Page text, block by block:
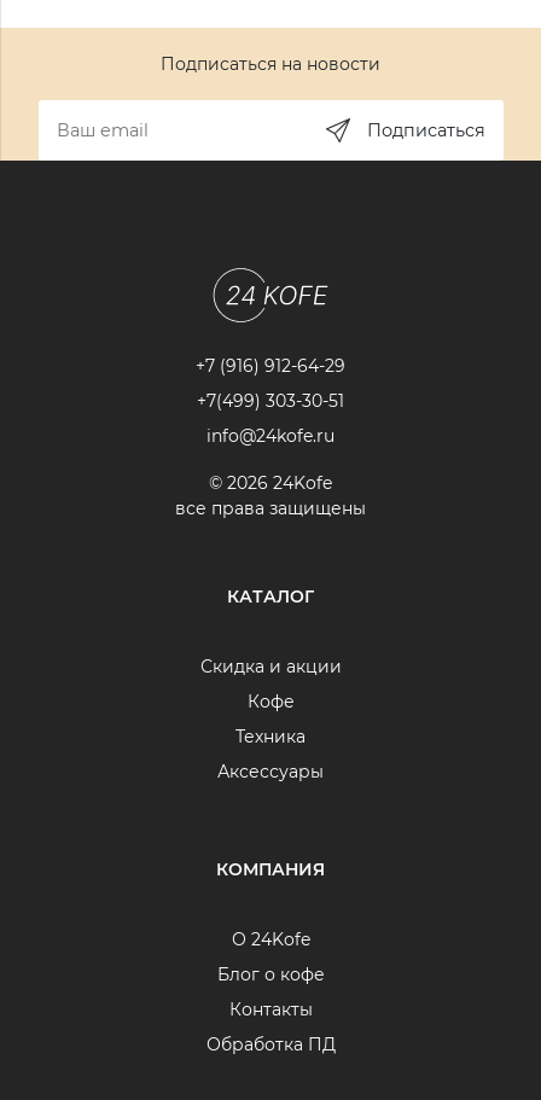
Подписаться на новости
Подписаться
+7 (916) 912-64-29
+7(499) 303-30-51
info@24kofe.ru
© 2026 24Kofe
все права защищены
КАТАЛОГ
Скидка и акции
Кофе
Техника
Аксессуары
КОМПАНИЯ
О 24Kofe
Блог о кофе
Контакты
Обработка ПД